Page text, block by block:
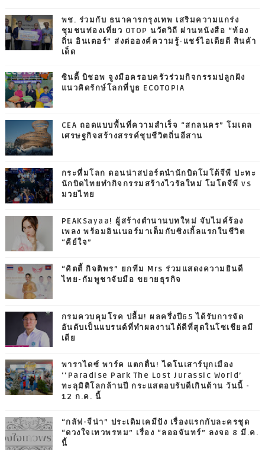
พช. ร่วมกับ ธนาคารกรุงเทพ เสริมความแกร่ง
ชุมชนท่องเที่ยว OTOP นวัตวิถี ผ่านหนังสือ “ท้อง
ถิ่น อินเตอร์” ส่งต่อองค์ความรู้-แชร์ไอเดียดี สินค้า
เด็ด
ซินดี้ บิชอพ จูงมือครอบครัวร่วมกิจกรรมปลูกฝัง
แนวคิดรักษ์โลกที่บูธ ECOTOPIA
CEA ถอดแบบพื้นที่ความสำเร็จ “สกลนคร” โมเดล
เศรษฐกิจสร้างสรรค์ชุบชีวิตถิ่นอีสาน
กระหึ่มโลก ดอนน่าสปอร์ตนำนักบิดโมโต้จีพี ปะทะ
นักบิดไทยทำกิจกรรมสร้างไวรัลใหม่ โมโตจีพี vs
มวยไทย
PEAKSayaa! ผู้สร้างตำนานบทใหม่ จับไมค์ร้อง
เพลง พร้อมอินเนอร์มาเต็มกับซิงเกิ้ลแรกในชีวิต
“คีย์ใจ”
“คิตตี้ กิจติพร” ยกทีม Mrs ร่วมแสดงความยินดี
ไทย-กัมพูชาจับมือ ขยายธุรกิจ
กรมควบคุมโรค ปลื้ม! ผลครึ่งปี65 ได้รับการจัด
อันดับเป็นแบรนด์ที่ทำผลงานได้ดีที่สุดในโซเชียลมี
เดีย
พาราไดซ์ พาร์ค แตกตื่น! ไดโนเสาร์บุกเมือง
‘‘Paradise Park The Lost Jurassic World’
ทะลุมิติโลกล้านปี กระแสตอบรับดีเกินต้าน วันนี้ -
12 ก.ค. นี้
“กลัฟ-จีน่า” ประเดิมเคมีปัง เรื่องแรกกับละครชุด
“ดวงใจเทวพรหม” เรื่อง “ลออจันทร์” ลงจอ 8 มี.ค.
นี้